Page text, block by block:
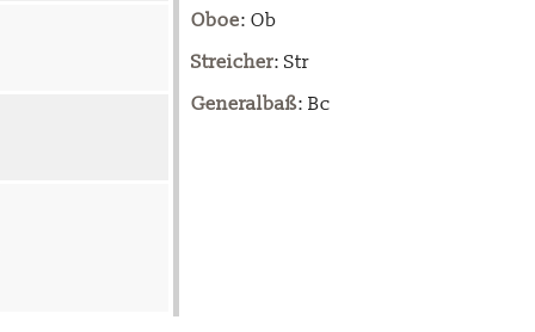
Oboe: Ob
Streicher: Str
Generalbaß: Bc